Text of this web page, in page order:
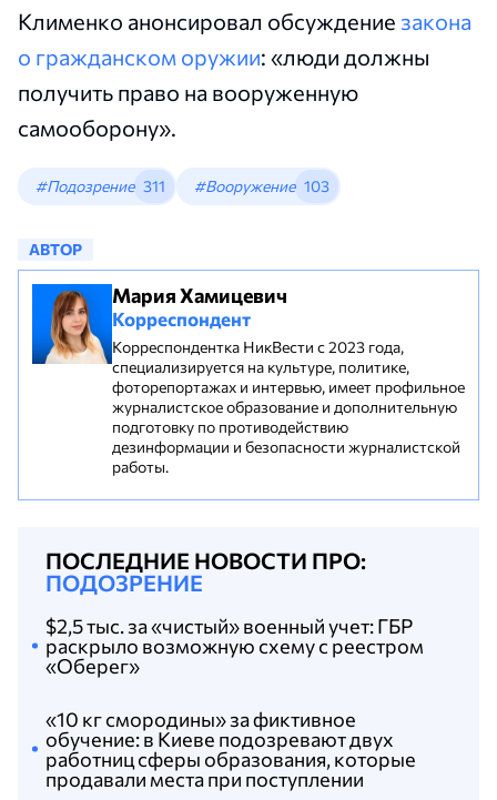
Клименко анонсировал обсуждение закона
о гражданском оружии: «люди должны
получить право на вооруженную
самооборону».
#Подозрение 311 #Вооружение 103
АВТОР
Мария Хамицевич
Корреспондент
Корреспондентка НикВести с 2023 года,
специализируется на культуре, политике,
фоторепортажах и интервью, имеет профильное
журналистское образование и дополнительную
подготовку по противодействию
дезинформации и безопасности журналистской
работы.
ПОСЛЕДНИЕ НОВОСТИ ПРО:
ПОДОЗРЕНИЕ
«10 кг смородины» за фиктивное
обучение: в Киеве подозревают двух
работниц сферы образования, которые
продавали места при поступлении
$2,5 тыс. за «чистый» военный учет: ГБР
раскрыло возможную схему с реестром
«Оберег»